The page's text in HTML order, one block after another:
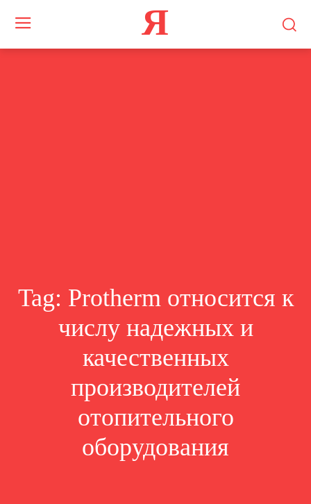
Я
Tag: Protherm относится к
числу надежных и
качественных
производителей
отопительного
оборудования